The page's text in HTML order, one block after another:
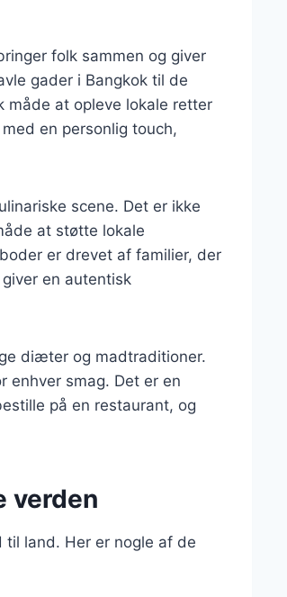
folk sammen og giver
gader i Bangkok til de
måde at opleve lokale retter
en personlig touch,
scene. Det er ikke
at støtte lokale
er drevet af familier, der
en autentisk
diæter og madtraditioner.
enhver smag. Det er en
på en restaurant, og
verden
land. Her er nogle af de